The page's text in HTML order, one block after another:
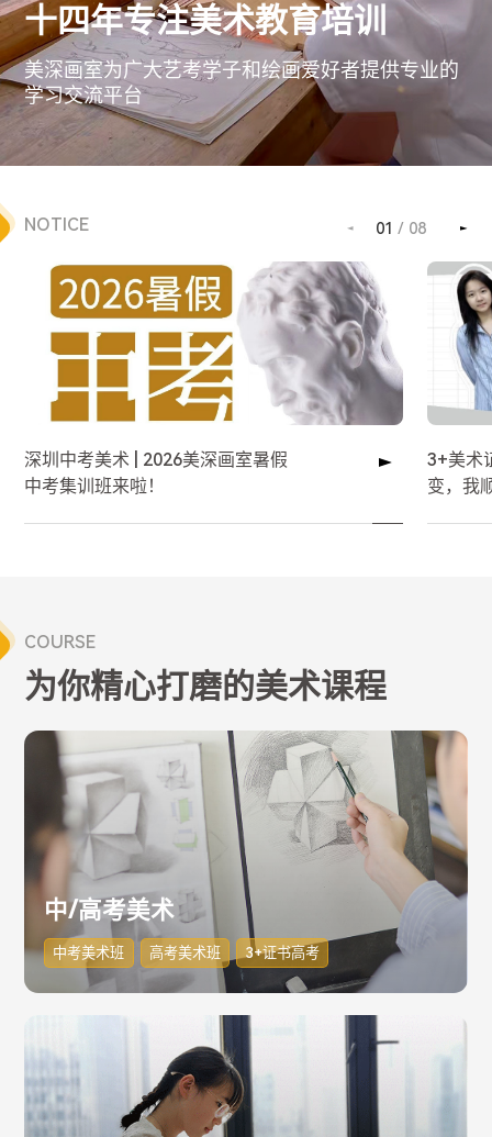
十四年专注美术教育培训
美深画室为广大艺考学子和绘画爱好者提供专业的
学习交流平台
NOTICE 01 / 08
深圳中考美术 | 2026美深画室暑假
中考集训班来啦！
3+美术
变，我
COURSE
为你精心打磨的美术课程
中/高考美术
中考美术班 高考美术班 3+证书高考